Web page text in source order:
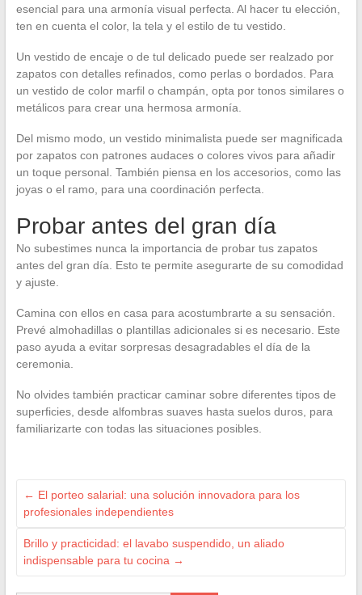
esencial para una armonía visual perfecta. Al hacer tu elección,
ten en cuenta el color, la tela y el estilo de tu vestido.
Un vestido de encaje o de tul delicado puede ser realzado por
zapatos con detalles refinados, como perlas o bordados. Para
un vestido de color marfil o champán, opta por tonos similares o
metálicos para crear una hermosa armonía.
Del mismo modo, un vestido minimalista puede ser magnificada
por zapatos con patrones audaces o colores vivos para añadir
un toque personal. También piensa en los accesorios, como las
joyas o el ramo, para una coordinación perfecta.
Probar antes del gran día
No subestimes nunca la importancia de probar tus zapatos
antes del gran día. Esto te permite asegurarte de su comodidad
y ajuste.
Camina con ellos en casa para acostumbrarte a su sensación.
Prevé almohadillas o plantillas adicionales si es necesario. Este
paso ayuda a evitar sorpresas desagradables el día de la
ceremonia.
No olvides también practicar caminar sobre diferentes tipos de
superficies, desde alfombras suaves hasta suelos duros, para
familiarizarte con todas las situaciones posibles.
← El porteo salarial: una solución innovadora para los
profesionales independientes
Brillo y practicidad: el lavabo suspendido, un aliado
indispensable para tu cocina →